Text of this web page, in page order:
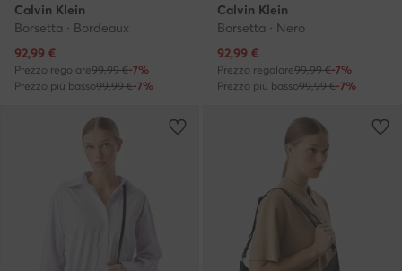
Calvin Klein
Borsetta · Bordeaux
Prezzo attuale
92,99 €
Prezzo regolare99,99 €-7%
Prezzo più basso99,99 €-7%
Calvin Klein
Borsetta · Nero
Prezzo attuale
92,99 €
Prezzo regolare99,99 €-7%
Prezzo più basso99,99 €-7%